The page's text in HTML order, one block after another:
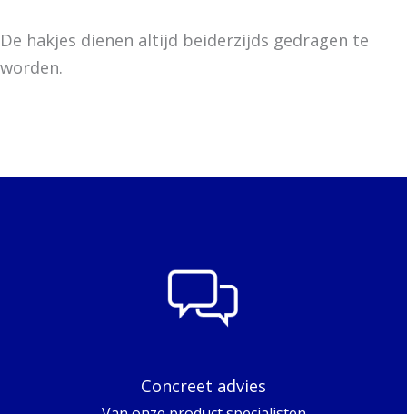
De hakjes dienen altijd beiderzijds gedragen te
worden.
Concreet advies